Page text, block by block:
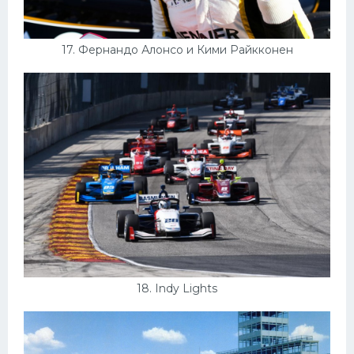
17. Фернандо Алонсо и Кими Райкконен
18. Indy Lights